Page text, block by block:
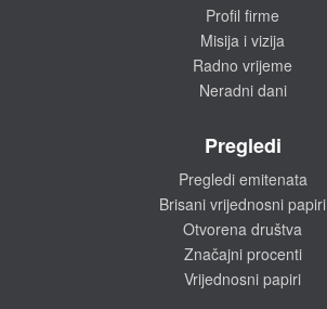
Profil firme
Misija i vizija
Radno vrijeme
Neradni dani
Pregledi
Pregledi emitenata
Brisani vrijednosni papiri
Otvorena društva
Značajni procenti
Vrijednosni papiri